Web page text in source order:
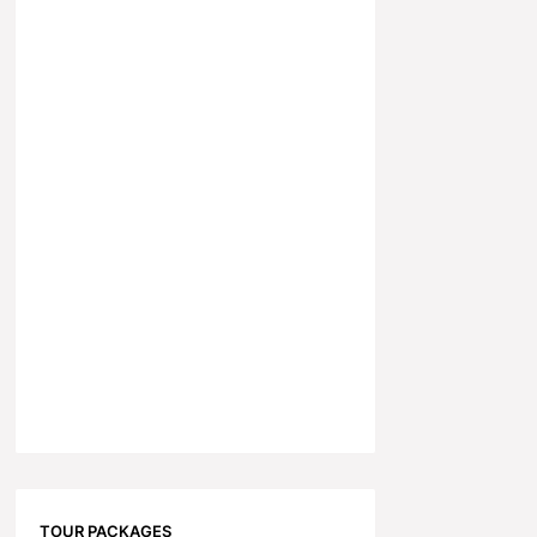
TOUR PACKAGES